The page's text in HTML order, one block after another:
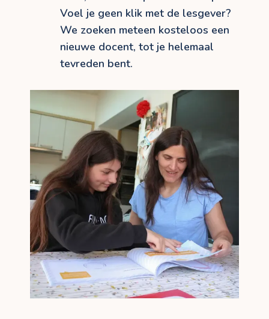
Voel je geen klik met de lesgever?
We zoeken meteen kosteloos een
nieuwe docent, tot je helemaal
tevreden bent.